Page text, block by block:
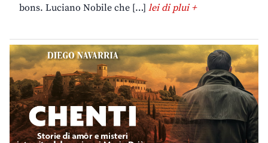
bons. Luciano Nobile che […] lei di plui +